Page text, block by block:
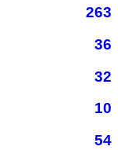
263
36
32
10
54